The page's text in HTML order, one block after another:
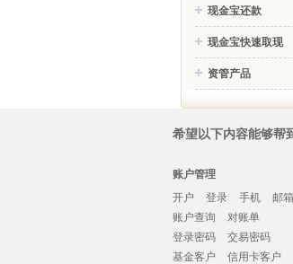
现金宝还款
现金宝快速取现
资管产品
希望以下内容能够帮
账户管理
开户
登录 手机
邮箱
账户查询
对账单
登录密码
交易密码
基金客户
信用卡客户